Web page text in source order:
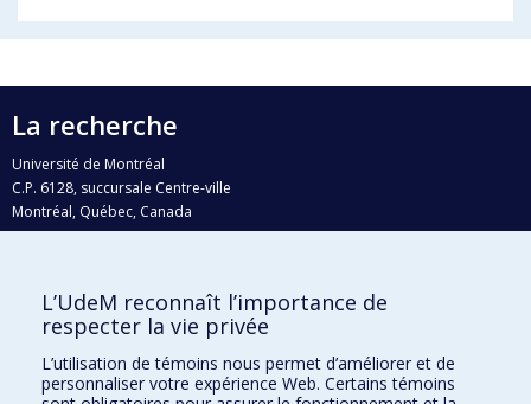
La recherche
Université de Montréal
C.P. 6128, succursale Centre-ville
Montréal, Québec, Canada
H3C 3J7
Qui fait quoi?
Nous trouver
Plan du site
L’UdeM reconnaît l’importance de
respecter la vie privée
L’utilisation de témoins nous permet d’améliorer et de
personnaliser votre expérience Web. Certains témoins